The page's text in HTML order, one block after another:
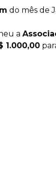
do mês de
a
1.000,00